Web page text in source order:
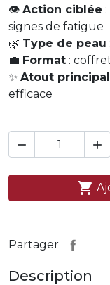
👁️ Action ciblée
signes de fatigue
🌿 Type de peau
💼 Format :
✨ Atout principal
efficace
 

Partager
Description